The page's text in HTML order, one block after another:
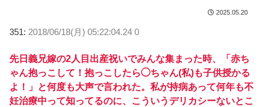
2025.05.20
351: 2018/06/18(月) 05:22:04.24 0
先日義兄嫁の2人目出産祝いでみんな集まった時、「赤ち
ゃん抱っこして！抱っこしたら◯ちゃん(私)も子供授かる
よ！」と何度も大声で言われた。私が持病あって何年も不
妊治療中って知ってるのに、こういうデリカシーないとこ